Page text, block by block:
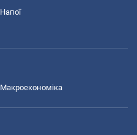
Напої
Макроекономіка